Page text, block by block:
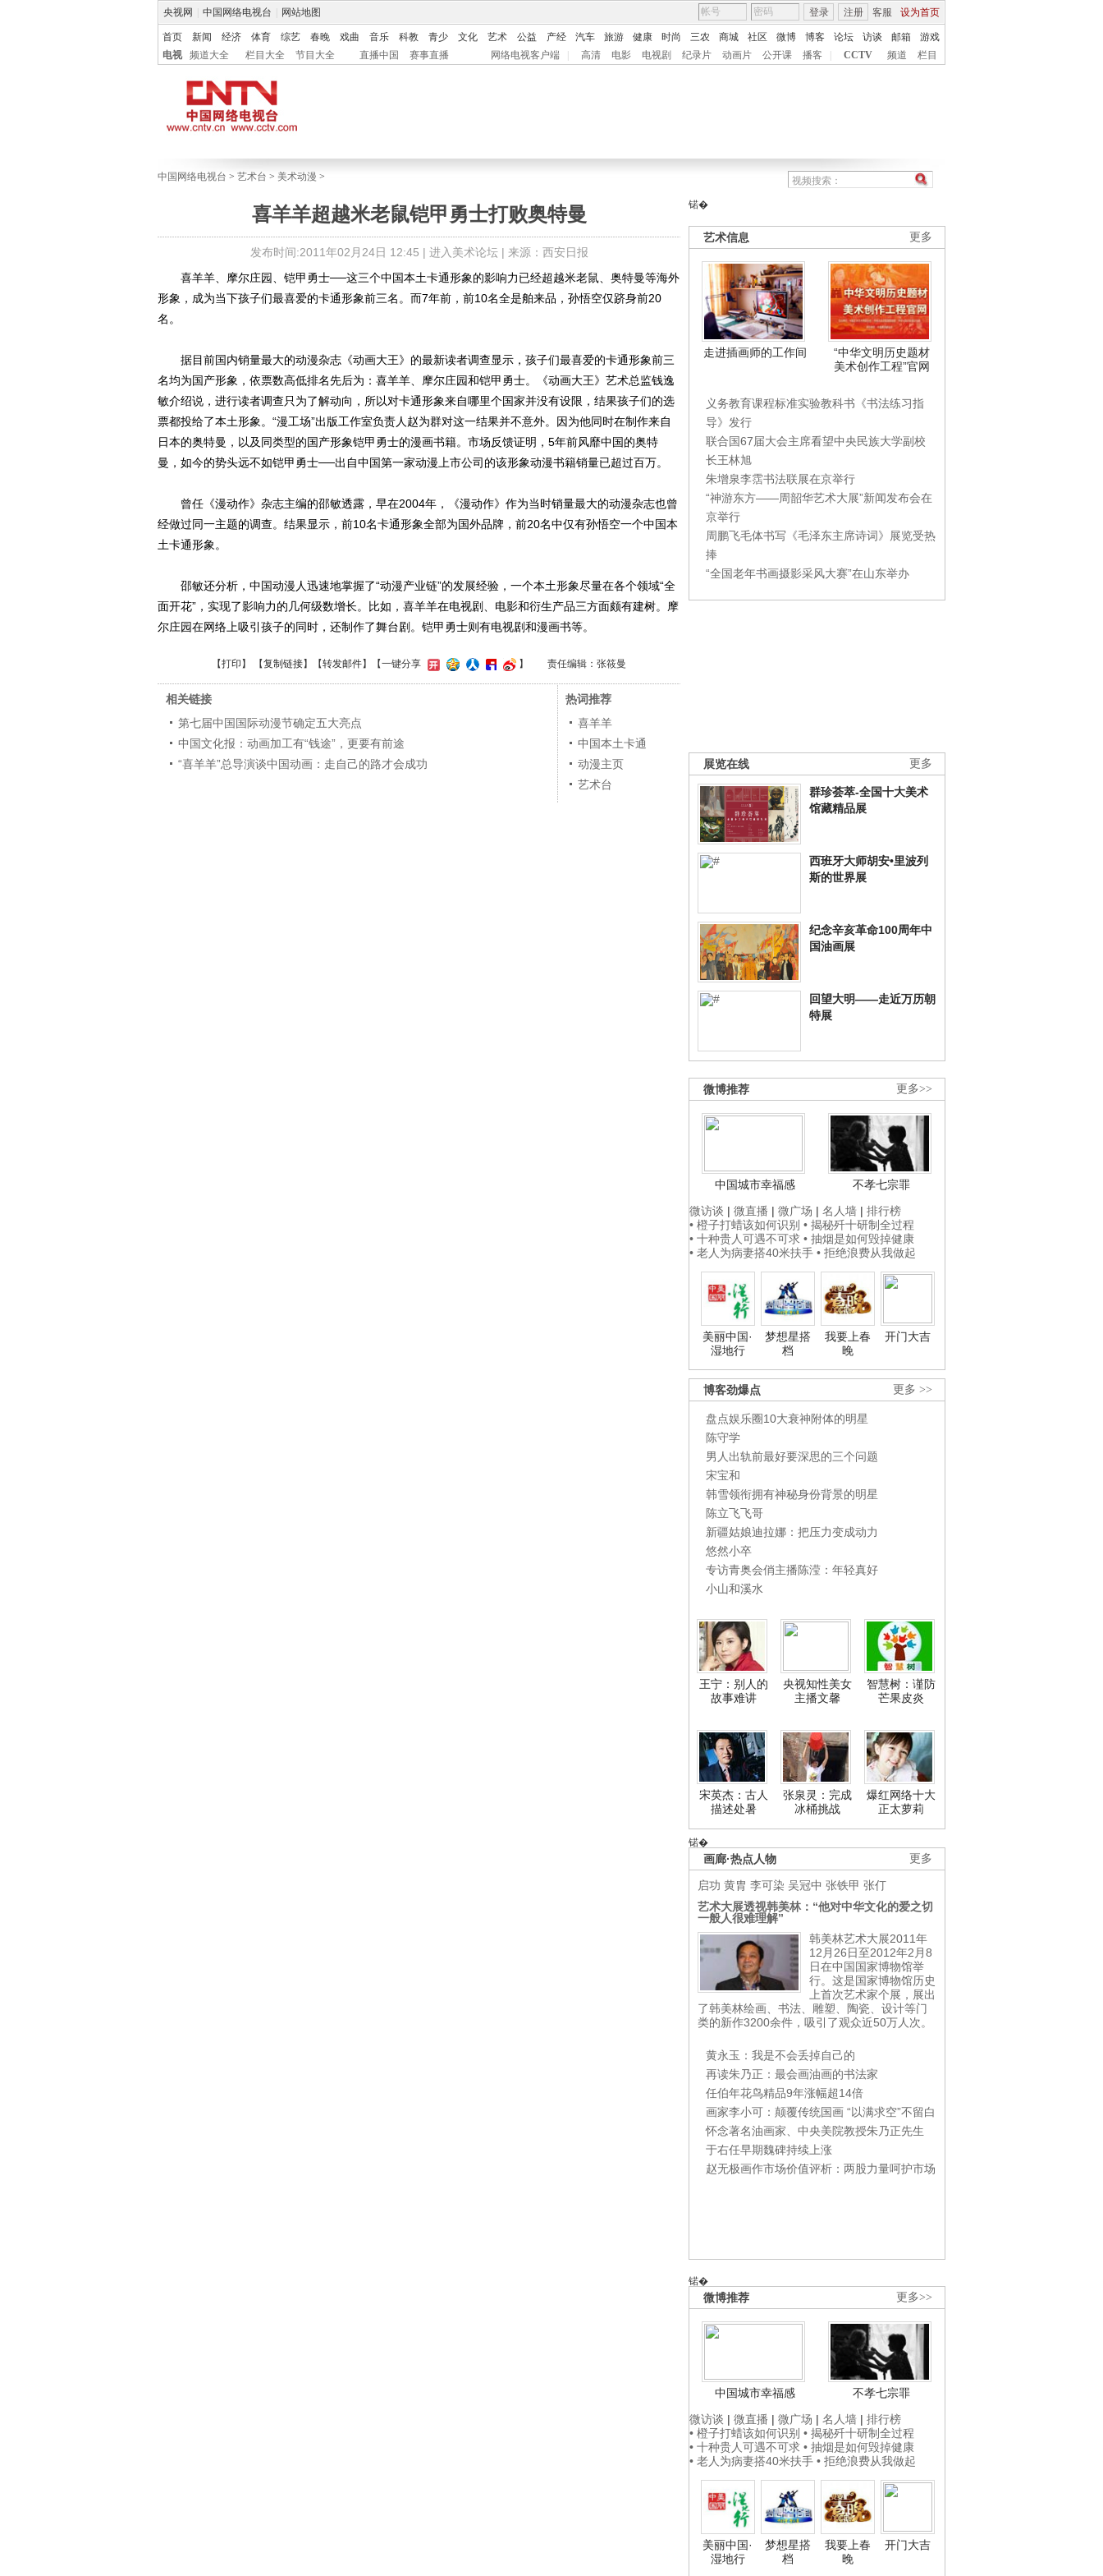
央视网 中国网络电视台 网站地图 客服 设为首页
登录 注册
首页 新闻 经济 体育 综艺 春晚 戏曲 音乐 科教 青少 文化 艺术 公益 产经 汽车 旅游 健康 时尚 三农 商城 社区 微博 博客 论坛 访谈 邮箱
游戏
电视
频道大全 栏目大全 节目大全 直播中国 赛事直播 网络电视客户端 高清 电影 电视剧 纪录片 动画片 公开课 播客 CCTV 频道 栏目
中国网络电视台 > 艺术台 > 美术动漫 >
喜羊羊超越米老鼠铠甲勇士打败奥特曼
发布时间:2011年02月24日 12:45 | 进入美术论坛| 来源：西安日报
锘�
更多
艺术信息
走进插画师的工作间
“中华文明历史题材
美术创作工程”官网
义务教育课程标准实验教科书《书法练习指
导》发行
联合国67届大会主席看望中央民族大学副校
长王林旭
朱增泉李霑书法联展在京举行
“神游东方——周韶华艺术大展”新闻发布会在
京举行
周鹏飞毛体书写《毛泽东主席诗词》展览受热
捧
“全国老年书画摄影采风大赛”在山东举办
更多
展览在线
群珍荟萃-全国十大美术
馆藏精品展
西班牙大师胡安•里波列
斯的世界展
纪念辛亥革命100周年中
国油画展
回望大明——走近万历朝
特展
更多>>
微博推荐
中国城市幸福感
不孝七宗罪
微访谈 | 微直播 | 微广场 | 名人墙 | 排行榜
• 橙子打蜡该如何识别 • 揭秘歼十研制全过程
• 十种贵人可遇不可求 • 抽烟是如何毁掉健康
• 老人为病妻搭40米扶手 • 拒绝浪费从我做起
美丽中国·
湿地行
梦想星搭
档
我要上春
晚
开门大吉
更多 >>
博客劲爆点
盘点娱乐圈10大衰神附体的明星
陈守学
男人出轨前最好要深思的三个问题
宋宝和
韩雪领衔拥有神秘身份背景的明星
陈立飞飞哥
新疆姑娘迪拉娜：把压力变成动力
悠然小卒
专访青奥会俏主播陈滢：年轻真好
小山和溪水
王宁：别人的
故事难讲
央视知性美女
主播文馨
智慧树：谨防
芒果皮炎
宋英杰：古人
描述处暑
张泉灵：完成
冰桶挑战
爆红网络十大
正太萝莉
锘�
更多
画廊·热点人物
启功 黄胄 李可染 吴冠中 张铁甲 张仃
艺术大展透视韩美林：“他对中华文化的爱之切
一般人很难理解”
韩美林艺术大展2011年
12月26日至2012年2月8
日在中国国家博物馆举
行。这是国家博物馆历史
上首次艺术家个展，展出
了韩美林绘画、书法、雕塑、陶瓷、设计等门
类的新作3200余件，吸引了观众近50万人次。
黄永玉：我是不会丢掉自己的
再读朱乃正：最会画油画的书法家
任伯年花鸟精品9年涨幅超14倍
画家李小可：颠覆传统国画 “以满求空”不留白
怀念著名油画家、中央美院教授朱乃正先生
于右任早期魏碑持续上涨
赵无极画作市场价值评析：两股力量呵护市场
锘�
更多>>
微博推荐
中国城市幸福感
不孝七宗罪
微访谈 | 微直播 | 微广场 | 名人墙 | 排行榜
• 橙子打蜡该如何识别 • 揭秘歼十研制全过程
• 十种贵人可遇不可求 • 抽烟是如何毁掉健康
• 老人为病妻搭40米扶手 • 拒绝浪费从我做起
美丽中国·
湿地行
梦想星搭
档
我要上春
晚
开门大吉
喜羊羊、摩尔庄园、铠甲勇士──这三个中国本土卡通形象的影响力已经超越米老鼠、奥特曼等海外
形象，成为当下孩子们最喜爱的卡通形象前三名。而7年前，前10名全是舶来品，孙悟空仅跻身前20
名。
据目前国内销量最大的动漫杂志《动画大王》的最新读者调查显示，孩子们最喜爱的卡通形象前三
名均为国产形象，依票数高低排名先后为：喜羊羊、摩尔庄园和铠甲勇士。《动画大王》艺术总监钱逸
敏介绍说，进行读者调查只为了解动向，所以对卡通形象来自哪里个国家并没有设限，结果孩子们的选
票都投给了本土形象。“漫工场”出版工作室负责人赵为群对这一结果并不意外。因为他同时在制作来自
日本的奥特曼，以及同类型的国产形象铠甲勇士的漫画书籍。市场反馈证明，5年前风靡中国的奥特
曼，如今的势头远不如铠甲勇士──出自中国第一家动漫上市公司的该形象动漫书籍销量已超过百万。
曾任《漫动作》杂志主编的邵敏透露，早在2004年，《漫动作》作为当时销量最大的动漫杂志也曾
经做过同一主题的调查。结果显示，前10名卡通形象全部为国外品牌，前20名中仅有孙悟空一个中国本
土卡通形象。
邵敏还分析，中国动漫人迅速地掌握了“动漫产业链”的发展经验，一个本土形象尽量在各个领域“全
面开花”，实现了影响力的几何级数增长。比如，喜羊羊在电视剧、电影和衍生产品三方面颇有建树。摩
尔庄园在网络上吸引孩子的同时，还制作了舞台剧。铠甲勇士则有电视剧和漫画书等。
【打印 】 【复制链接】【转发邮件】 【一键分享 】 责任编辑：张筱曼
相关链接
第七届中国国际动漫节确定五大亮点
中国文化报：动画加工有“钱途”，更要有前途
“喜羊羊”总导演谈中国动画：走自己的路才会成功
热词推荐
喜羊羊
中国本土卡通
动漫主页
艺术台